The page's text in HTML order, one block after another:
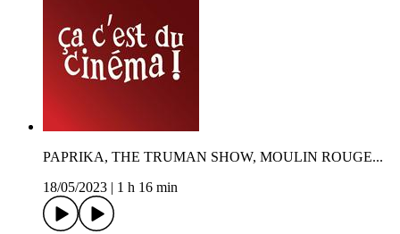
PAPRIKA, THE TRUMAN SHOW, MOULIN ROUGE...
18/05/2023
1 h 16 min